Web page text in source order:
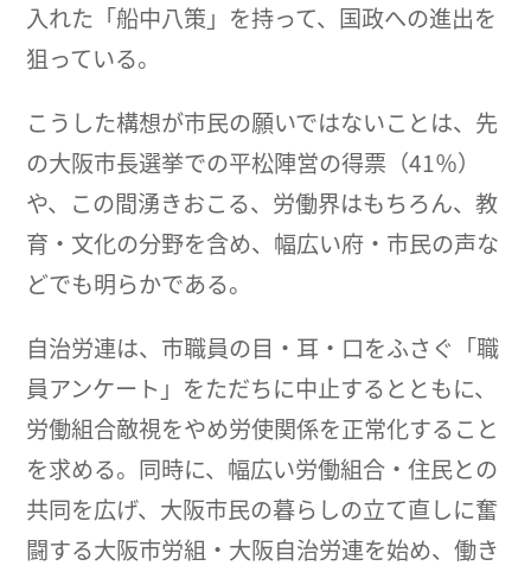
入れた「船中八策」を持って、国政への進出を
狙っている。
こうした構想が市民の願いではないことは、先
の大阪市長選挙での平松陣営の得票（41％）
や、この間湧きおこる、労働界はもちろん、教
育・文化の分野を含め、幅広い府・市民の声な
どでも明らかである。
自治労連は、市職員の目・耳・口をふさぐ「職
員アンケート」をただちに中止するとともに、
労働組合敵視をやめ労使関係を正常化すること
を求める。同時に、幅広い労働組合・住民との
共同を広げ、大阪市民の暮らしの立て直しに奮
闘する大阪市労組・大阪自治労連を始め、働き